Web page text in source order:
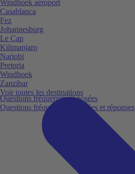
Questions fréquemment posées
Questions fréquemment posées et réponses
Windhoek aéroport
Casablanca
Fez
Johannesburg
Le Cap
Kilimanjaro
Nariobi
Pretoria
Windhoek
Zanzibar
Voir toutes les destinations